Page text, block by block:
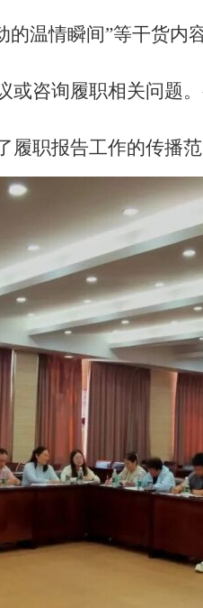
的温情瞬间”等干货
或咨询履职相关问题
履职报告工作的传播